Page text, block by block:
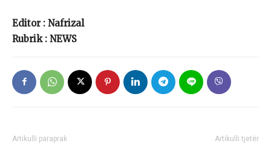
Editor : Nafrizal
Rubrik : NEWS
Artikulli paraprak Artikulli tjetër